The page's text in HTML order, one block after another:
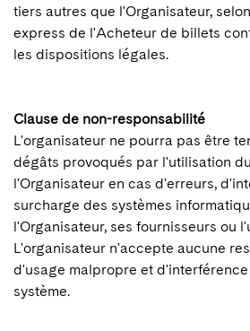
tiers autres que l'Organisateur,
express de l'Acheteur de billets
les dispositions légales.
Clause de non-responsabilité
L'organisateur ne pourra pas être
dégâts provoqués par l'utilisation
l'Organisateur en cas d'erreurs,
surcharge des systèmes
l'Organisateur, ses fournisseurs ou
L'organisateur n'accepte aucune
d'usage malpropre et
système.